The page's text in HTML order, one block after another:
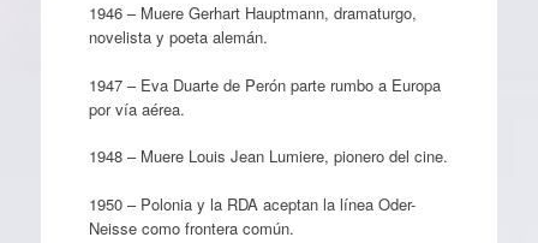
1946 – Muere Gerhart Hauptmann, dramaturgo,
novelista y poeta alemán.
1947 – Eva Duarte de Perón parte rumbo a Europa
por vía aérea.
1948 – Muere Louis Jean Lumiere, pionero del cine.
1950 – Polonia y la RDA aceptan la línea Oder-
Neisse como frontera común.